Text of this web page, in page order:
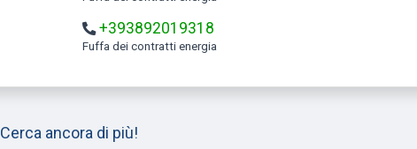
+393892019318
Fuffa dei contratti energia
Cerca ancora di più!